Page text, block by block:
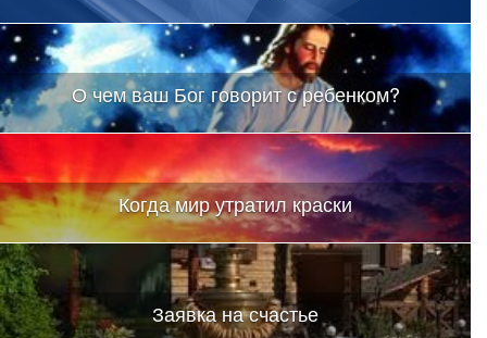
О чем ваш Бог говорит с ребенком?
Когда мир утратил краски
Заявка на счастье